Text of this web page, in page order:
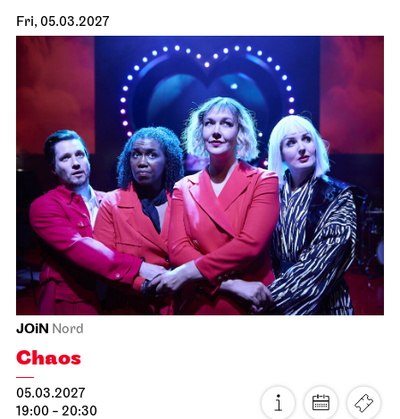
JOiN Treffpunkt: Opernhaus-Eingang in Richtung Landtag
Singing through the repertoire
20.03.2027
14:00 - 17:00